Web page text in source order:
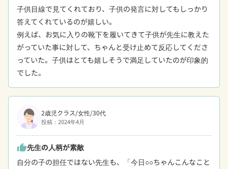
子供目線で見てくれており、子供の発言に対してもしっかり
答えてくれているのが嬉しい。
例えば、お気に入りの靴下を履いてきて子供が先生に教えた
がっていた事に対して、ちゃんと受け止めて反応してくださ
っていた。子供はとても嬉しそうで満足していたのが印象的
でした。
2歳児クラス/女性/30代
投稿：2024年4月
thumb_up先生の人柄が素敵
自分の子の担任ではない先生も、「今日○○ちゃんこんなこと